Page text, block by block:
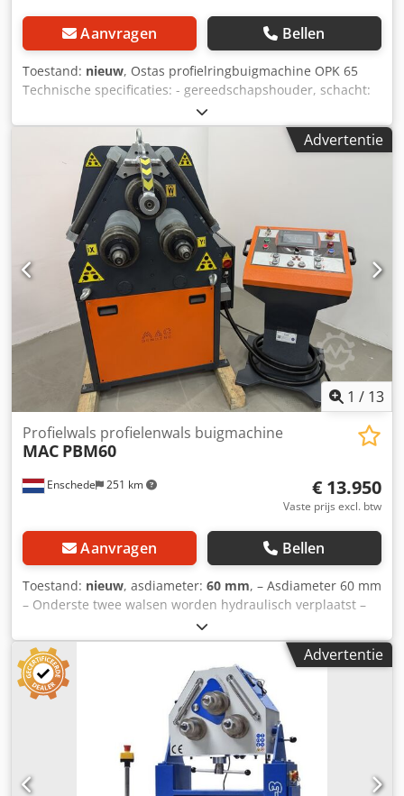
Aanvragen Bellen
Toestand: nieuw, Ostas profielringbuigmachine OPK 65
Technische specificaties: - gereedschapshouder, schacht:
60mm - gereedschap: 175 mm - werksnelheid: 5m/min -
Motor: 3kw - Afmetingen L-W-H: 900x1250x1200mm -
gewicht: 1080 kg - 3 aangedreven rollen - Geharde
standaard walsen - Geharde en geslepen
gereedschapshouder, schacht - Mobiel bedieningspaneel
Chjdpjfig Aisfx Alaoa - Horizontale en verticale werkpositie
- Zijwaartse hoek geleidingsrollen - Digitale displays (2st.) -
Remmotor - Volgens CE-Norm
Advertentie
1 / 13
Enschede 251 km
Profielwals profielenwals buigmachine
MAC PBM60
€ 13.950
Vaste prijs excl. btw
Aanvragen Bellen
Toestand: nieuw, asdiameter: 60 mm, – Asdiameter 60 mm
– Onderste twee walsen worden hydraulisch verplaatst –
Horizontaal/verticaal te gebruiken – Drie rollen
aangedreven – NC Besturing (7 Inch Touch Screen) – 2
Snelheden Csdpfxoyh R Haj Alasha – Remmotor –
Beveiligingssysteem tegen overbelasting – Roldiameter
Ø177 mm – Noodstop – Documentatie – 400V
Advertentie